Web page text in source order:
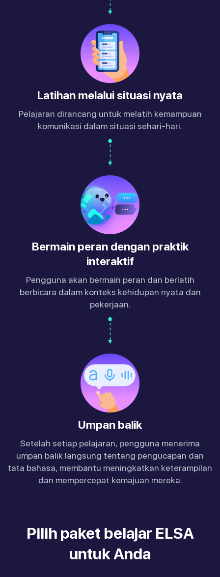
Latihan melalui situasi nyata
Pelajaran dirancang untuk melatih kemampuan
komunikasi dalam situasi sehari-hari.
Bermain peran dengan praktik
interaktif
Pengguna akan bermain peran dan berlatih
berbicara dalam konteks kehidupan nyata dan
pekerjaan.
Umpan balik
Setelah setiap pelajaran, pengguna menerima
umpan balik langsung tentang pengucapan dan
tata bahasa, membantu meningkatkan keterampilan
dan mempercepat kemajuan mereka.
Pilih paket belajar ELSA
untuk Anda